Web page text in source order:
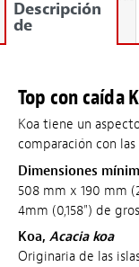
Descripción
de
Top con caída
Koa tiene un
comparación con
Dimensiones
508 mm x 190 mm
4mm (0,158") de
Koa, Acacia koa
Originaria de las